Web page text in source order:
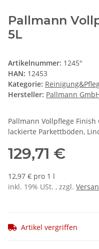
Pallmann
5L
Artikelnummer: 1245"
HAN: 12453
Kategorie:
Hersteller: Pallmann
Pallmann Vollpflege
lackierte Parkettböden,
129,71 €
12,97 € pro 1 l
inkl. 19% USt. , zzgl.
Artikel vergriffen